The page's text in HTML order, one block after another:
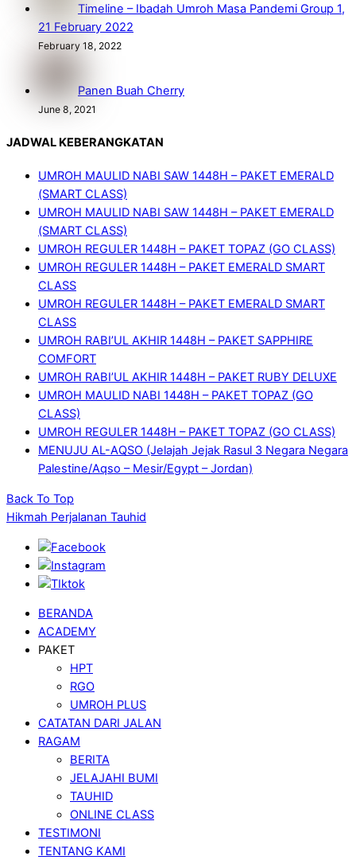
Timeline – Ibadah Umroh Masa Pandemi Group 1,
21 February 2022
February 18, 2022
Panen Buah Cherry
June 8, 2021
JADWAL KEBERANGKATAN
UMROH MAULID NABI SAW 1448H – PAKET EMERALD
(SMART CLASS)
UMROH MAULID NABI SAW 1448H – PAKET EMERALD
(SMART CLASS)
UMROH REGULER 1448H – PAKET TOPAZ (GO CLASS)
UMROH REGULER 1448H – PAKET EMERALD SMART
CLASS
UMROH REGULER 1448H – PAKET EMERALD SMART
CLASS
UMROH RABI’UL AKHIR 1448H – PAKET SAPPHIRE
COMFORT
UMROH RABI’UL AKHIR 1448H – PAKET RUBY DELUXE
UMROH MAULID NABI 1448H – PAKET TOPAZ (GO
CLASS)
UMROH REGULER 1448H – PAKET TOPAZ (GO CLASS)
MENUJU AL-AQSO (Jelajah Jejak Rasul 3 Negara Negara
Palestine/Aqso – Mesir/Egypt – Jordan)
Back To Top
Hikmah Perjalanan Tauhid
BERANDA
ACADEMY
PAKET
HPT
RGO
UMROH PLUS
CATATAN DARI JALAN
RAGAM
BERITA
JELAJAHI BUMI
TAUHID
ONLINE CLASS
TESTIMONI
TENTANG KAMI